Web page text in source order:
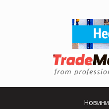
Новини